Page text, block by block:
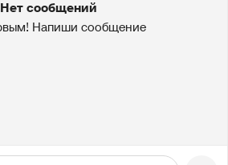
Нет сообщений
Напиши сообщение